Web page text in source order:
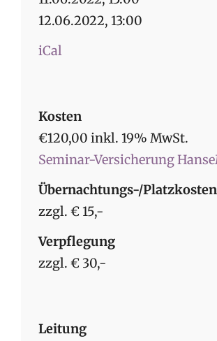
12.06.2022, 13:00
iCal
Kosten
€120,00 inkl. 19% MwSt.
Seminar-Versicherung
Übernachtungs-/Platzkosten
zzgl. € 15,-
Verpflegung
zzgl. € 30,-
Leitung